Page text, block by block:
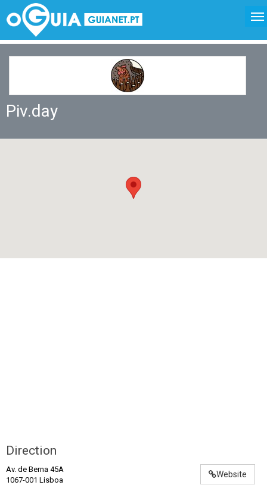
Piv.day
Direction
Website
Av. de Berna 45A
1067-001 Lisboa